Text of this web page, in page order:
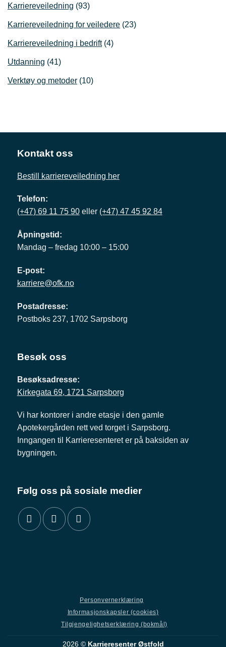
Karriereveiledning (93)
Karriereveiledning for veiledere (23)
Karriereveiledning i bedrift(4)
Utdanning (41)
Verktøy og metoder (10)
Kontakt oss
Bestill karriereveiledning her
Telefon:
(+47) 69 11 75 90eller (+47) 47 45 92 84
Åpningstid:
Mandag – fredag 10:00 – 15:00
E-post:
karriere@ofk.no
Postadresse:
Postboks 237, 1702 Sarpsborg
Besøk oss
Besøksadresse:
Kirkegata 69, 1721 Sarpsborg
Vi har kontorer i andre etasje i den gamle
Apotekergården rett ved torget i Sarpsborg.
Inngangen til Karrieresenteret er på baksiden av
bygningen.
Følg oss på sosiale medier
Personvernerklæring
Informasjonskapsler (cookies)
Tilgjengelighetserklæring (bokmål)
2026 © Karrieresenter Østfold